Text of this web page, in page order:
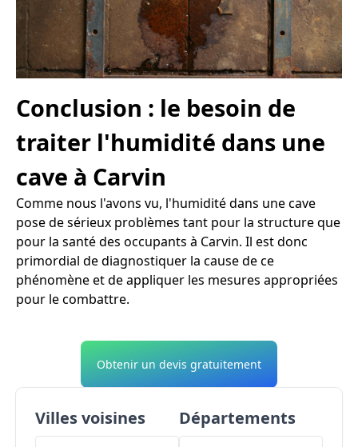
Conclusion : le besoin de
traiter l'humidité dans une
cave à Carvin
Comme nous l'avons vu, l'humidité dans une cave
pose de sérieux problèmes tant pour la structure que
pour la santé des occupants à Carvin. Il est donc
primordial de diagnostiquer la cause de ce
phénomène et de appliquer les mesures appropriées
pour le combattre.
Obtenir un devis gratuitement
Villes voisines Départements